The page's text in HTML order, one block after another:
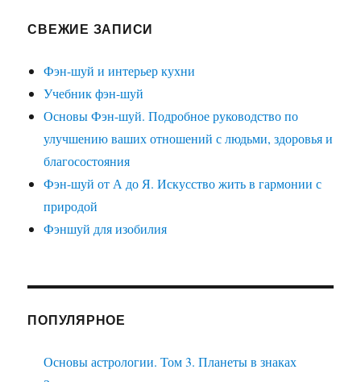
СВЕЖИЕ ЗАПИСИ
Фэн-шуй и интерьер кухни
Учебник фэн-шуй
Основы Фэн-шуй. Подробное руководство по
улучшению ваших отношений с людьми, здоровья и
благосостояния
Фэн-шуй от А до Я. Искусство жить в гармонии с
природой
Фэншуй для изобилия
ПОПУЛЯРНОЕ
Основы астрологии. Том 3. Планеты в знаках